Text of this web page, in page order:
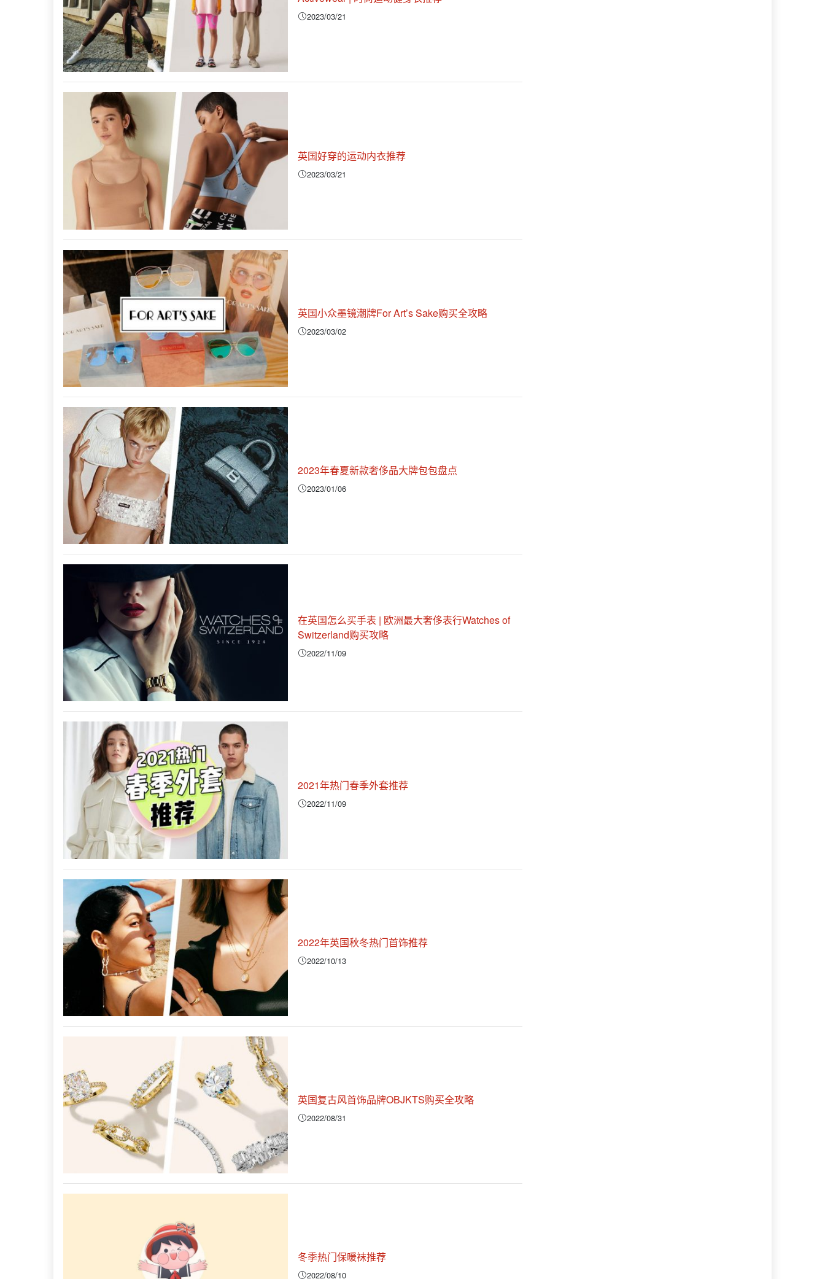
2023/03/21
英国好穿的运动内衣推荐
2023/03/21
英国小众墨镜潮牌For Art’s Sake购买全攻略
2023/03/02
2023年春夏新款奢侈品大牌包包盘点
2023/01/06
在英国怎么买手表 | 欧洲最大奢侈表行Watches of
Switzerland购买攻略
2022/11/09
2021年热门春季外套推荐
2022/11/09
2022年英国秋冬热门首饰推荐
2022/10/13
英国复古风首饰品牌OBJKTS购买全攻略
2022/08/31
冬季热门保暖袜推荐
2022/08/10